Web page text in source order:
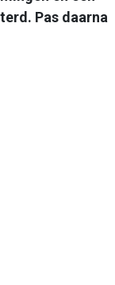
Pas daarna